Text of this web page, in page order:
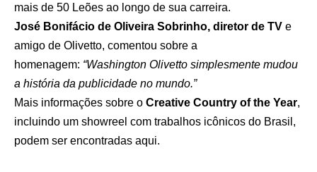
mais de 50 Leões ao longo de sua carreira.
José Bonifácio de Oliveira Sobrinho, diretor de TV e
amigo de Olivetto, comentou sobre a
homenagem: “Washington Olivetto simplesmente mudou
a história da publicidade no mundo.”
Mais informações sobre o Creative Country of the Year,
incluindo um showreel com trabalhos icônicos do Brasil,
podem ser encontradas aqui.